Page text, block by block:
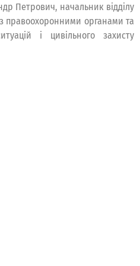
Петрович, начальник відділу
правоохоронними органами та
і цивільного захисту